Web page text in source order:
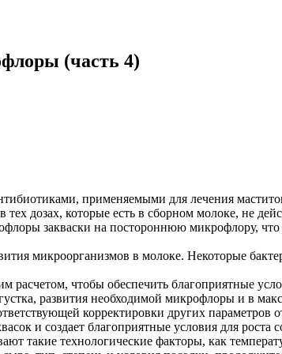
(часть 4)
применяемыми для лечения
дозах, которые есть в сборном молоке, не
закваски на постороннюю микрофлору,
микроорганизмов в молоке. Некоторые
расчетом, чтобы обеспечить благоприятные
развития необходимой микрофлоры и в
корректировки других
и создает благоприятные условия для
такие технологические факторы, как